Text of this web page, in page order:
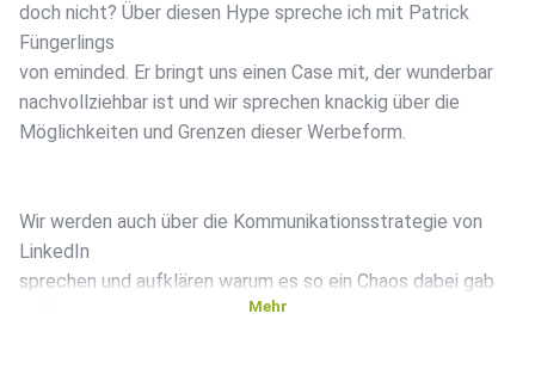
doch nicht? Über diesen Hype spreche ich mit Patrick
Füngerlings
von eminded. Er bringt uns einen Case mit, der wunderbar
nachvollziehbar ist und wir sprechen knackig über die
Möglichkeiten und Grenzen dieser Werbeform.
Wir werden auch über die Kommunikationsstrategie von
LinkedIn
sprechen und aufklären warum es so ein Chaos dabei gab
Mehr